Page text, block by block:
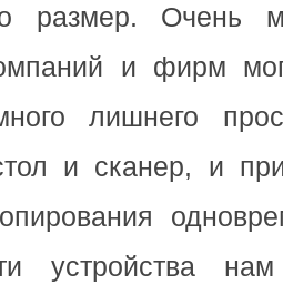
размер. Очень
и фирм
лишнего
и сканер, и
устройства